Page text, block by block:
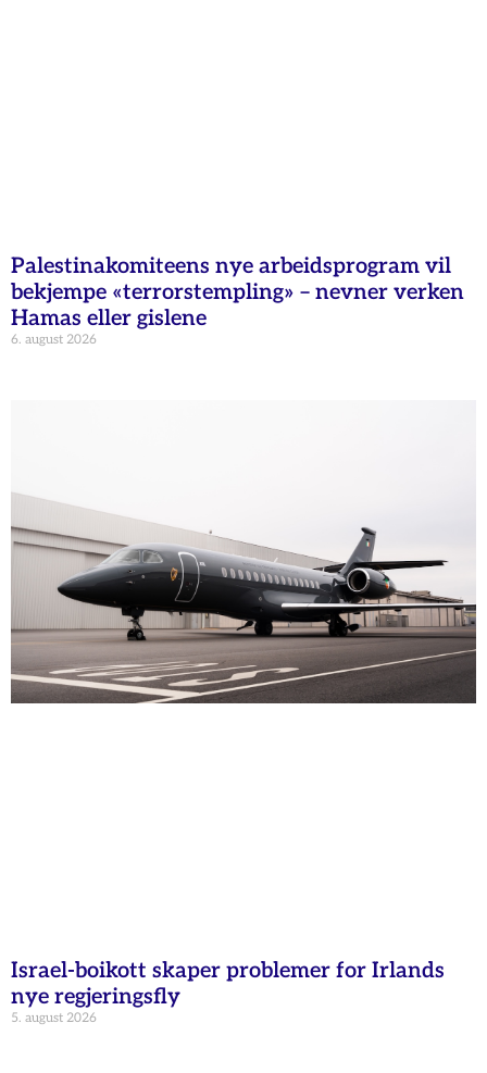
Palestinakomiteens nye arbeidsprogram vil
bekjempe «terrorstempling» – nevner verken
Hamas eller gislene
6. august 2026
Israel-boikott skaper problemer for Irlands
nye regjeringsfly
5. august 2026